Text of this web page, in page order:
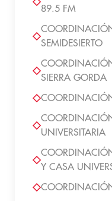
89.5 FM
SEMIDESIERTO
SIERRA GORDA
UNIVERSITARIA
Y CASA